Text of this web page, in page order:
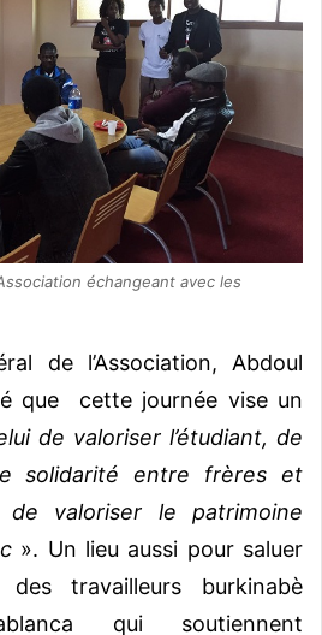
échangeant avec les
de l’Association, Abdoul
que cette journée vise un
de valoriser l’étudiant, de
solidarité entre frères et
valoriser le patrimoine
». Un lieu aussi pour saluer
des travailleurs burkinabè
qui soutiennent